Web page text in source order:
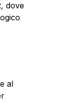
, dove
al